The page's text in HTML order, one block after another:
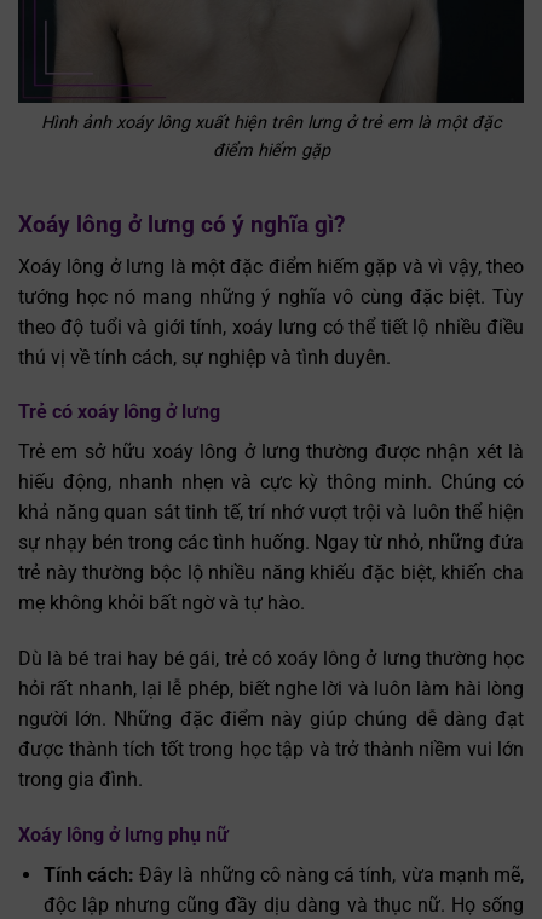
Hình ảnh xoáy lông xuất hiện trên lưng ở trẻ em là một đặc
điểm hiếm gặp
Xoáy lông ở lưng có ý nghĩa gì?
Xoáy lông ở lưng là một đặc điểm hiếm gặp và vì vậy, theo
tướng học nó mang những ý nghĩa vô cùng đặc biệt. Tùy
theo độ tuổi và giới tính, xoáy lưng có thể tiết lộ nhiều điều
thú vị về tính cách, sự nghiệp và tình duyên.
Trẻ có xoáy lông ở lưng
Trẻ em sở hữu xoáy lông ở lưng thường được nhận xét là
hiếu động, nhanh nhẹn và cực kỳ thông minh. Chúng có
khả năng quan sát tinh tế, trí nhớ vượt trội và luôn thể hiện
sự nhạy bén trong các tình huống. Ngay từ nhỏ, những đứa
trẻ này thường bộc lộ nhiều năng khiếu đặc biệt, khiến cha
mẹ không khỏi bất ngờ và tự hào.
Dù là bé trai hay bé gái, trẻ có xoáy lông ở lưng thường học
hỏi rất nhanh, lại lễ phép, biết nghe lời và luôn làm hài lòng
người lớn. Những đặc điểm này giúp chúng dễ dàng đạt
được thành tích tốt trong học tập và trở thành niềm vui lớn
trong gia đình.
Xoáy lông ở lưng phụ nữ
Tính cách: Đây là những cô nàng cá tính, vừa mạnh mẽ,
độc lập nhưng cũng đầy dịu dàng và thục nữ. Họ sống